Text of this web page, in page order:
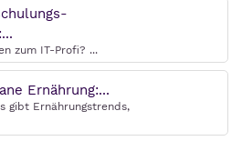
zum IT-Profi? ...
Ernährung:...
gibt Ernährungstrends,